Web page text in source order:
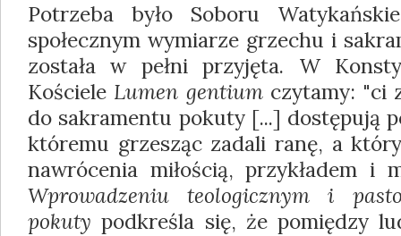
Potrzeba było Soboru
społecznym wymiarze grzechu i
została w pełni przyjęta. W
Kościele Lumen gentium czytamy: "ci
do sakramentu pokuty [...] dostępują
któremu grzesząc zadali ranę, a
nawrócenia miłością, przykładem i
Wprowadzeniu teologicznym i
pokutypodkreśla się, że pomiędzy